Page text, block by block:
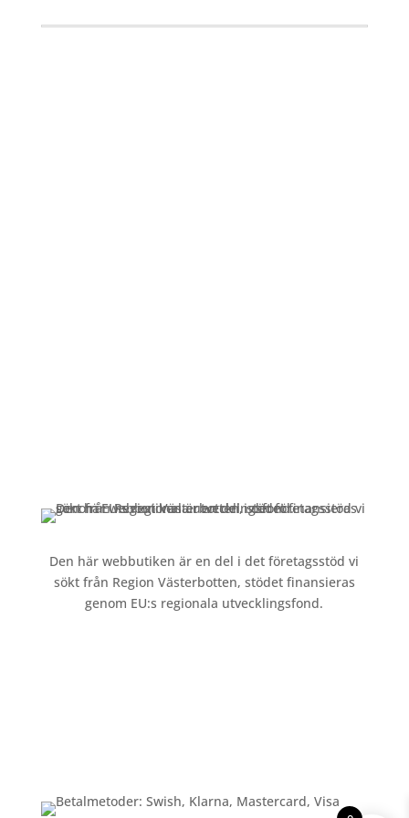
Den här webbutiken är en del i det företagsstöd vi
sökt från Region Västerbotten, stödet finansieras
genom EU:s regionala utvecklingsfond.